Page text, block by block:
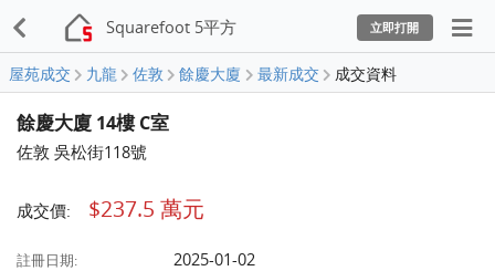
Squarefoot 5平方 立即打開
屋苑成交 九龍 佐敦 餘慶大廈 最新成交 成交資料
餘慶大廈 14樓 C室
佐敦 吳松街118號
成交價: $237.5 萬元
註冊日期: 2025-01-02